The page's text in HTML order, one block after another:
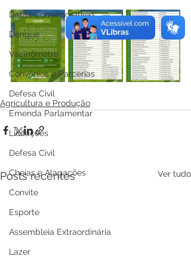
Datas Comemorativas
Dengue
Vacinômetro
Convênios e Parcerias
Defesa Civil
Emenda Parlamentar
Licitações
Defesa Civil
Cheias e Alagações
Convite
Esporte
Assembleia Extraordinária
Lazer
Agricultura e Produção
Posts recentes Ver tudo